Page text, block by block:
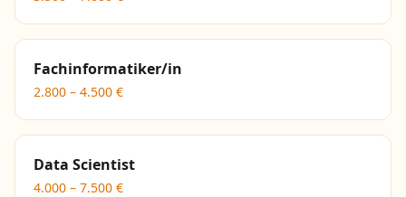
Fachinformatiker/in
2.800 – 4.500 €
Data Scientist
4.000 – 7.500 €